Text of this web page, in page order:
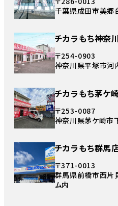
千葉県成田市美
チカラもち神奈
〒254-0903
神奈川県平塚市
チカラもち茅ケ
〒253-0087
神奈川県茅ケ崎市
チカラもち群馬
〒371-0013
群馬県前橋市西片
ム内